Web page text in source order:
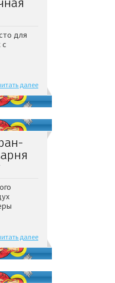
для
далее
далее